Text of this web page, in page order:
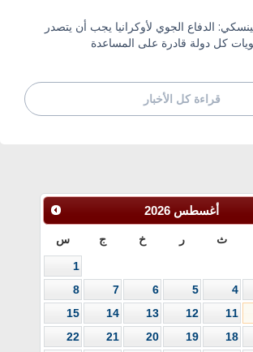
الدفاع الجوي لأوكرانيا يجب أن يتصدر
كل دولة قادرة على المساعدة
قراءة كل الأخبار
أغسطس 2026
ث ر خ ج س
1
4
5
6
7
8
11
12
13
14
15
18
19
20
21
22